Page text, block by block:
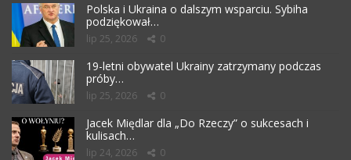
Polska i Ukraina o dalszym wsparciu. Sybiha
podziękował…
lip 25, 2026 0
19-letni obywatel Ukrainy zatrzymany podczas
próby…
lip 25, 2026 0
Jacek Międlar dla „Do Rzeczy” o sukcesach i
kulisach…
lip 24, 2026 0